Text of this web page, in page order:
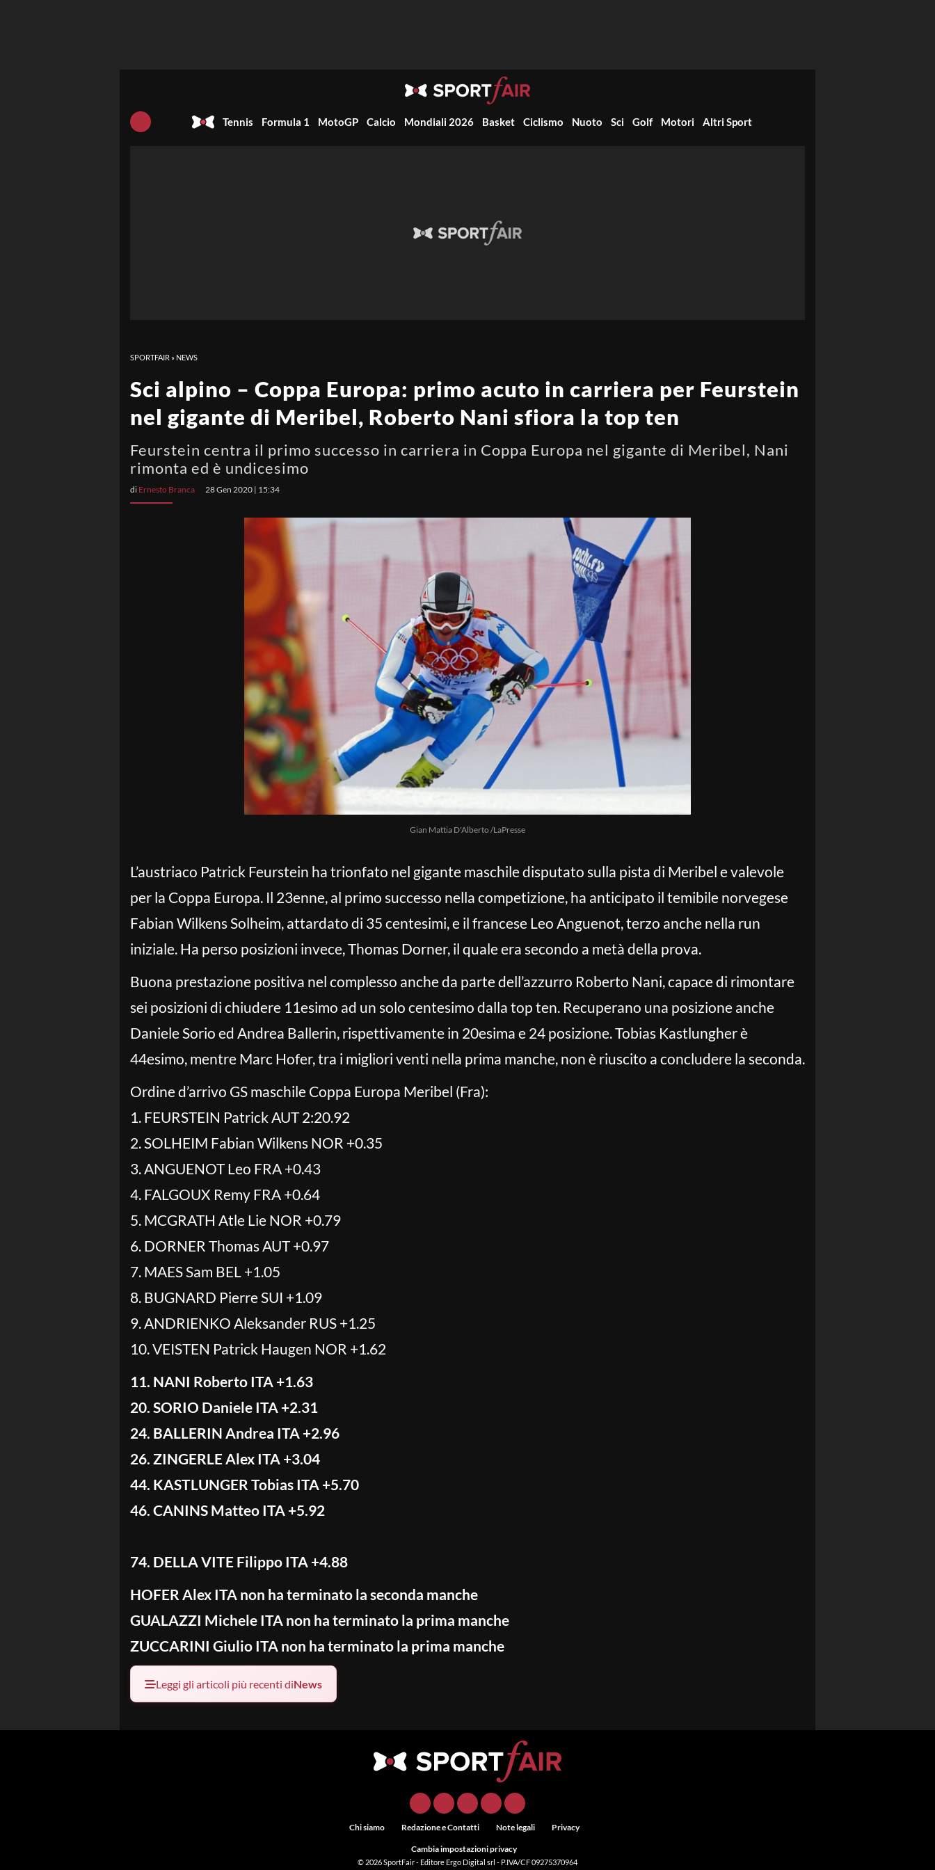
Tennis Formula 1 MotoGP Calcio Mondiali 2026 Basket Ciclismo Nuoto Sci Golf Motori Altri Sport
SPORTFAIR » NEWS
Sci alpino – Coppa Europa: primo acuto in carriera per Feurstein
nel gigante di Meribel, Roberto Nani sfiora la top ten
Feurstein centra il primo successo in carriera in Coppa Europa nel gigante di Meribel, Nani
rimonta ed è undicesimo
di Ernesto Branca 28 Gen 2020 | 15:34
Gian Mattia D'Alberto /LaPresse
L’austriaco Patrick Feurstein ha trionfato nel gigante maschile disputato sulla pista di Meribel e valevole
per la Coppa Europa. Il 23enne, al primo successo nella competizione, ha anticipato il temibile norvegese
Fabian Wilkens Solheim, attardato di 35 centesimi, e il francese Leo Anguenot, terzo anche nella run
iniziale. Ha perso posizioni invece, Thomas Dorner, il quale era secondo a metà della prova.
Buona prestazione positiva nel complesso anche da parte dell’azzurro Roberto Nani, capace di rimontare
sei posizioni di chiudere 11esimo ad un solo centesimo dalla top ten. Recuperano una posizione anche
Daniele Sorio ed Andrea Ballerin, rispettivamente in 20esima e 24 posizione. Tobias Kastlungher è
44esimo, mentre Marc Hofer, tra i migliori venti nella prima manche, non è riuscito a concludere la seconda.
Ordine d’arrivo GS maschile Coppa Europa Meribel (Fra):
1. FEURSTEIN Patrick AUT 2:20.92
2. SOLHEIM Fabian Wilkens NOR +0.35
3. ANGUENOT Leo FRA +0.43
4. FALGOUX Remy FRA +0.64
5. MCGRATH Atle Lie NOR +0.79
6. DORNER Thomas AUT +0.97
7. MAES Sam BEL +1.05
8. BUGNARD Pierre SUI +1.09
9. ANDRIENKO Aleksander RUS +1.25
10. VEISTEN Patrick Haugen NOR +1.62
11. NANI Roberto ITA +1.63
20. SORIO Daniele ITA +2.31
24. BALLERIN Andrea ITA +2.96
26. ZINGERLE Alex ITA +3.04
44. KASTLUNGER Tobias ITA +5.70
46. CANINS Matteo ITA +5.92
74. DELLA VITE Filippo ITA +4.88
HOFER Alex ITA non ha terminato la seconda manche
GUALAZZI Michele ITA non ha terminato la prima manche
ZUCCARINI Giulio ITA non ha terminato la prima manche
Leggi gli articoli più recenti diNews
Chi siamo Redazione e Contatti Note legali Privacy
Cambia impostazioni privacy
© 2026SportFair- Editore Ergo Digital srl - P.IVA/CF 09275370964